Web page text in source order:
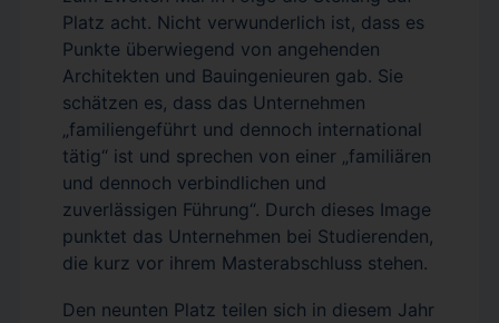
Platz acht. Nicht verwunderlich ist, dass es
Punkte überwiegend von angehenden
Architekten und Bauingenieuren gab. Sie
schätzen es, dass das Unternehmen
„familiengeführt und dennoch international
tätig“ ist und sprechen von einer „familiären
und dennoch verbindlichen und
zuverlässigen Führung“. Durch dieses Image
punktet das Unternehmen bei Studierenden,
die kurz vor ihrem Masterabschluss stehen.
Den neunten Platz teilen sich in diesem Jahr